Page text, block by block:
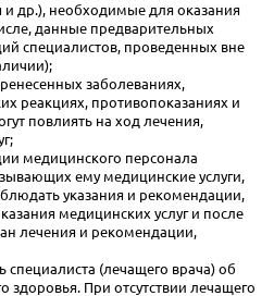
и др.), необходимые для оказания
данные предварительных
специалистов, проведенных вне
заболеваниях,
реакциях, противопоказаниях и
повлиять на ход лечения,
медицинского персонала
ему медицинские услуги,
указания и рекомендации,
медицинских услуг и после
лечения и рекомендации,
специалиста (лечащего врача) об
здоровья. При отсутствии лечащего